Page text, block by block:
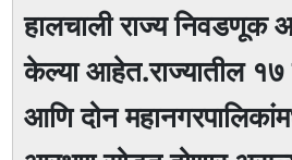
हालचाली राज्य निवडणूक
केल्या आहेत.राज्यातील १७
आणि दोन